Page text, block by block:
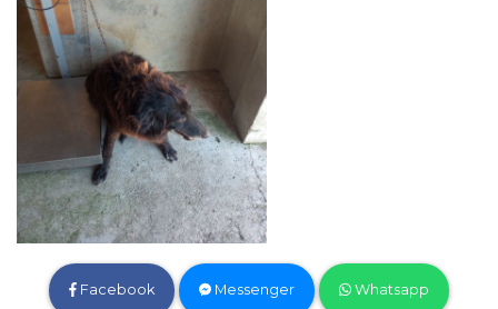
Facebook Messenger Whatsapp